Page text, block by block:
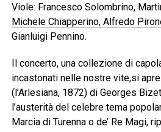
Viole: Francesco Solombrino,
Michele Chiapperino, Alfredo
Gianluigi Pennino.
Il concerto, una collezione di
incastonati nelle nostre vite,si apre
(l’Arlesiana, 1872) di Georges
l’austerità del celebre tema
Marcia di Turenna o de’ Re Magi,